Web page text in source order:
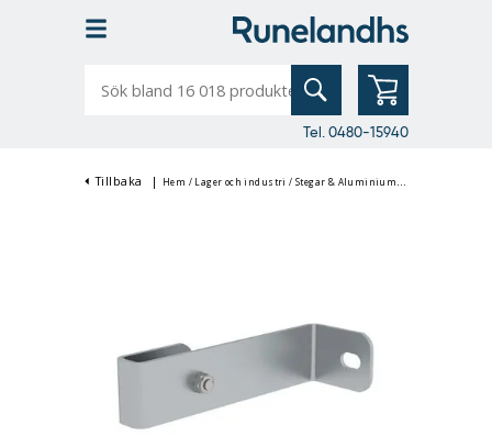
bland
Tel. 0480-15940
Tillbaka | Hem / Lager och industri / Stegar & Aluminiumställningar